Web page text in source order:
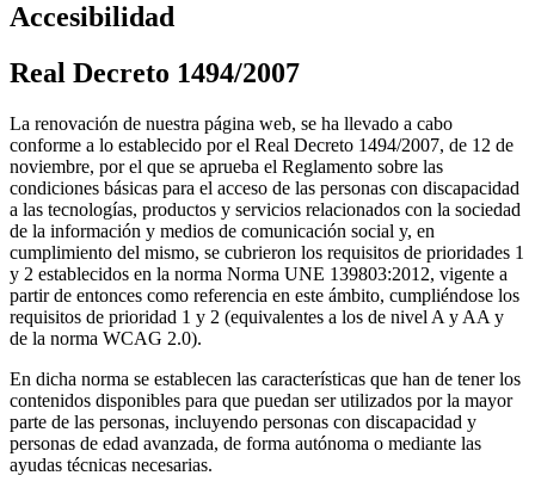
Accesibilidad
Real Decreto 1494/2007
La renovación de nuestra página web, se ha llevado a cabo
conforme a lo establecido por el Real Decreto 1494/2007, de 12 de
noviembre, por el que se aprueba el Reglamento sobre las
condiciones básicas para el acceso de las personas con discapacidad
a las tecnologías, productos y servicios relacionados con la sociedad
de la información y medios de comunicación social y, en
cumplimiento del mismo, se cubrieron los requisitos de prioridades 1
y 2 establecidos en la norma Norma UNE 139803:2012, vigente a
partir de entonces como referencia en este ámbito, cumpliéndose los
requisitos de prioridad 1 y 2 (equivalentes a los de nivel A y AA y
de la norma WCAG 2.0).
En dicha norma se establecen las características que han de tener los
contenidos disponibles para que puedan ser utilizados por la mayor
parte de las personas, incluyendo personas con discapacidad y
personas de edad avanzada, de forma autónoma o mediante las
ayudas técnicas necesarias.